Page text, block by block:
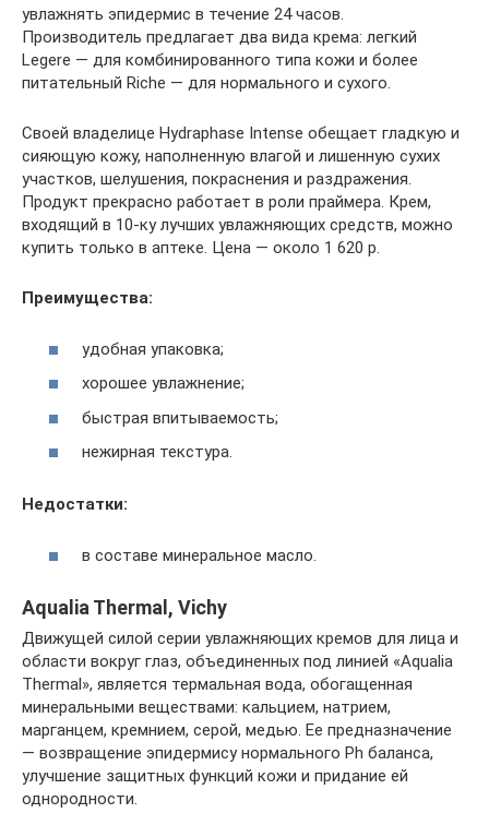
увлажнять эпидермис в течение 24 часов.
Производитель предлагает два вида крема: легкий
Legere — для комбинированного типа кожи и более
питательный Riche — для нормального и сухого.
Своей владелице Hydraphase Intense обещает гладкую и
сияющую кожу, наполненную влагой и лишенную сухих
участков, шелушения, покраснения и раздражения.
Продукт прекрасно работает в роли праймера. Крем,
входящий в 10-ку лучших увлажняющих средств, можно
купить только в аптеке. Цена — около 1 620 р.
Преимущества:
удобная упаковка;
хорошее увлажнение;
быстрая впитываемость;
нежирная текстура.
Недостатки:
в составе минеральное масло.
Aqualia Thermal, Vichy
Движущей силой серии увлажняющих кремов для лица и
области вокруг глаз, объединенных под линией «Aqualia
Thermal», является термальная вода, обогащенная
минеральными веществами: кальцием, натрием,
марганцем, кремнием, серой, медью. Ее предназначение
— возвращение эпидермису нормального Ph баланса,
улучшение защитных функций кожи и придание ей
однородности.